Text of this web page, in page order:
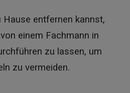
Hause entfernen kannst,
einem Fachmann in
zu lassen, um
zu vermeiden.